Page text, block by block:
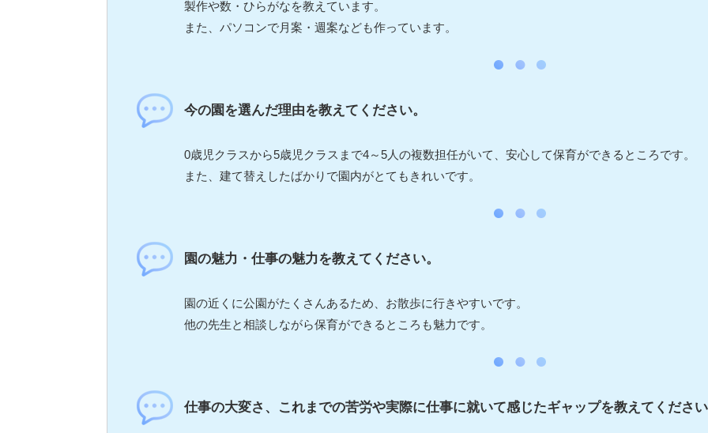
製作や数・ひらがなを教えています。
また、パソコンで月案・週案なども作っています。
今の園を選んだ理由を教えてください。
0歳児クラスから5歳児クラスまで4～5人の複数担任がいて、安心して保育ができるところです。
また、建て替えしたばかりで園内がとてもきれいです。
園の魅力・仕事の魅力を教えてください。
園の近くに公園がたくさんあるため、お散歩に行きやすいです。
他の先生と相談しながら保育ができるところも魅力です。
仕事の大変さ、これまでの苦労や実際に仕事に就いて感じたギャップを教えてくださ